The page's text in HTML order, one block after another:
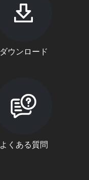
ダウンロード
よくある質問